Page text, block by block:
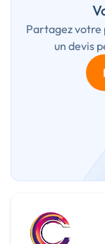
Partagez votre
un devis